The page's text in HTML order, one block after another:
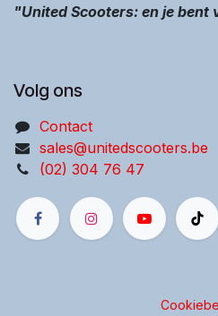
"United Scooters: en je bent
Volg ons
Contact
sales@unitedscooters.be
(02) 304 76 47